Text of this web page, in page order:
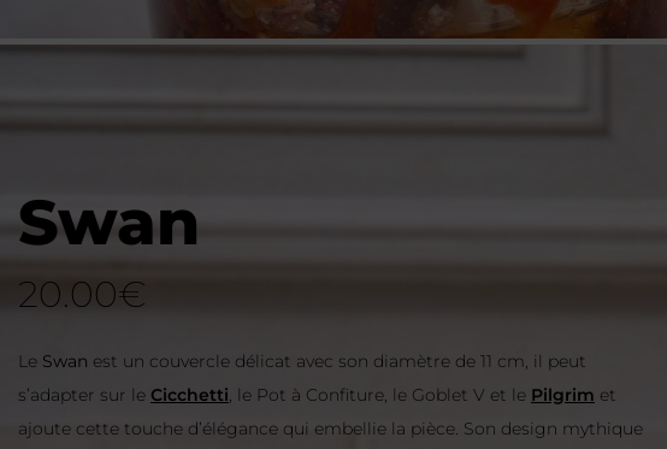
Swan
20.00€
Le Swan est un couvercle délicat avec son diamètre de 11 cm, il peut
s’adapter sur le Cicchetti, le Pot à Confiture, le Goblet V et le Pilgrim et
ajoute cette touche d’élégance qui embellie la pièce. Son design mythique